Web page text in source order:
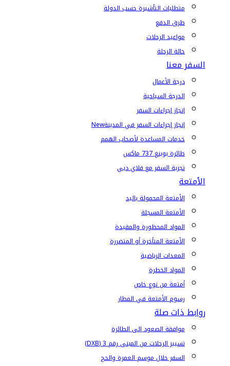
متطلبات التأشيرة حسب الدولة
طرق الدفع
مواعيد الرحلات
حالة الرحلة
السفر معنا
درجة الأعمال
الدرجة السياحية
إنجاز إجراءات السفر
إنجاز إجراءات السفر في المدينةNew
خدمات المساعدة لأصحاب الهمم
طائرة بوينغ 737 ماكس
تجربة السفر مع فلاي دبي
الأمتعة
الأمتعة المحمولة باليد
الأمتعة المسجلة
المواد المحظورة والمقيدة
الأمتعة المتأخرة أو المتضررة
المعدات الرياضية
المواد الخطرة
أمتعة من نوع خاص
رسوم الأمتعة في المطار
روابط ذات صلة
موافقة الصعود إلى الطائرة
تسيير الرحلات من المبنى رقم 3 (DXB)
السفر خلال موسم العمرة والحج